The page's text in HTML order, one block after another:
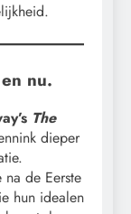
nu.
The
dieper
de Eerste
hun idealen